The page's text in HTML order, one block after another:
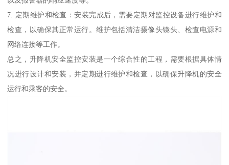
7. 定期维护和检查：安装完成后，需要定期对监控设备进行维护和
检查，以确保其正常运行。维护包括清洁摄像头镜头、检查电源和
网络连接等工作。
总之，升降机安全监控安装是一个综合性的工程，需要根据具体情
况进行设计和安装，并定期进行维护和检查，以确保升降机的安全
运行和乘客的安全。